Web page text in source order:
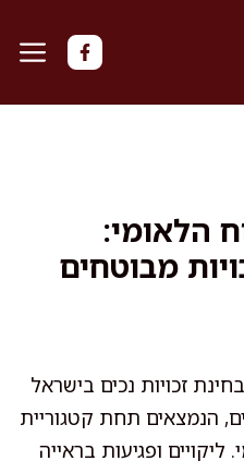
הלאומי:
מבוטחים
זכויות נכים בישראל
הנמצאים תחת קטגוריית
ליקויים ופגיעות בראייה